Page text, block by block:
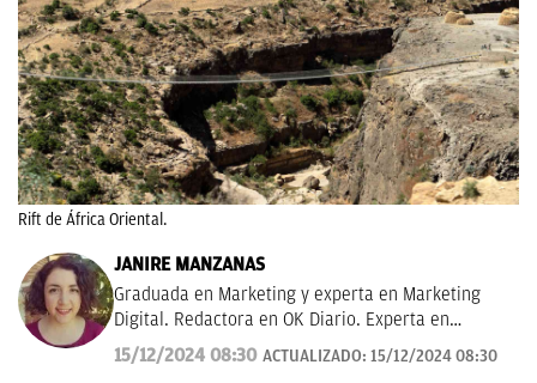
Rift de África Oriental.
JANIRE MANZANAS
Graduada en Marketing y experta en Marketing
Digital. Redactora en OK Diario. Experta en
curiosidades, mascotas, consumo y Lotería de
Navidad.
15/12/2024 08:30 ACTUALIZADO: 15/12/2024 08:30